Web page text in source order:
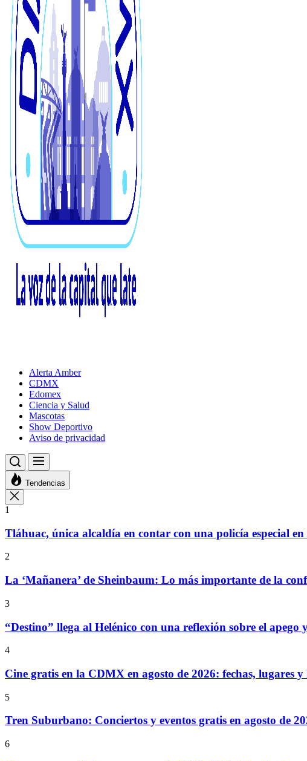
Alerta Amber
CDMX
Edomex
Ciencia y Salud
Mascotas
Show Deportivo
Aviso de privacidad
Tendencias
1
Tláhuac, única alcaldía en contar con una policía especial
2
La ‘Mañanera’ de Sheinbaum: Lo más importante de la
3
“Destino” llega al Helénico con una reflexión sobre el apego
4
Cine gratis en la CDMX en agosto de 2026: fechas, lugares
5
Tren Suburbano: Conciertos y eventos gratis en agosto de
6